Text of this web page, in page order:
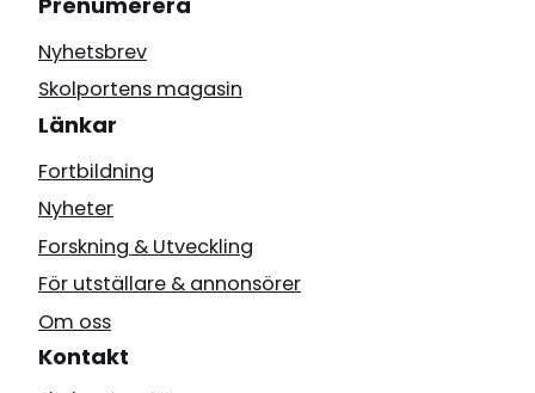
Nyhetsbrev
Skolportens magasin
Länkar
Fortbildning
Nyheter
Forskning & Utveckling
För utställare & annonsörer
Om oss
Kontakt